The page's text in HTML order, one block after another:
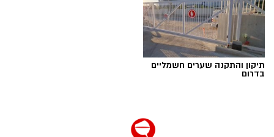
תיקון והתקנה שערים חשמליים
בדרום